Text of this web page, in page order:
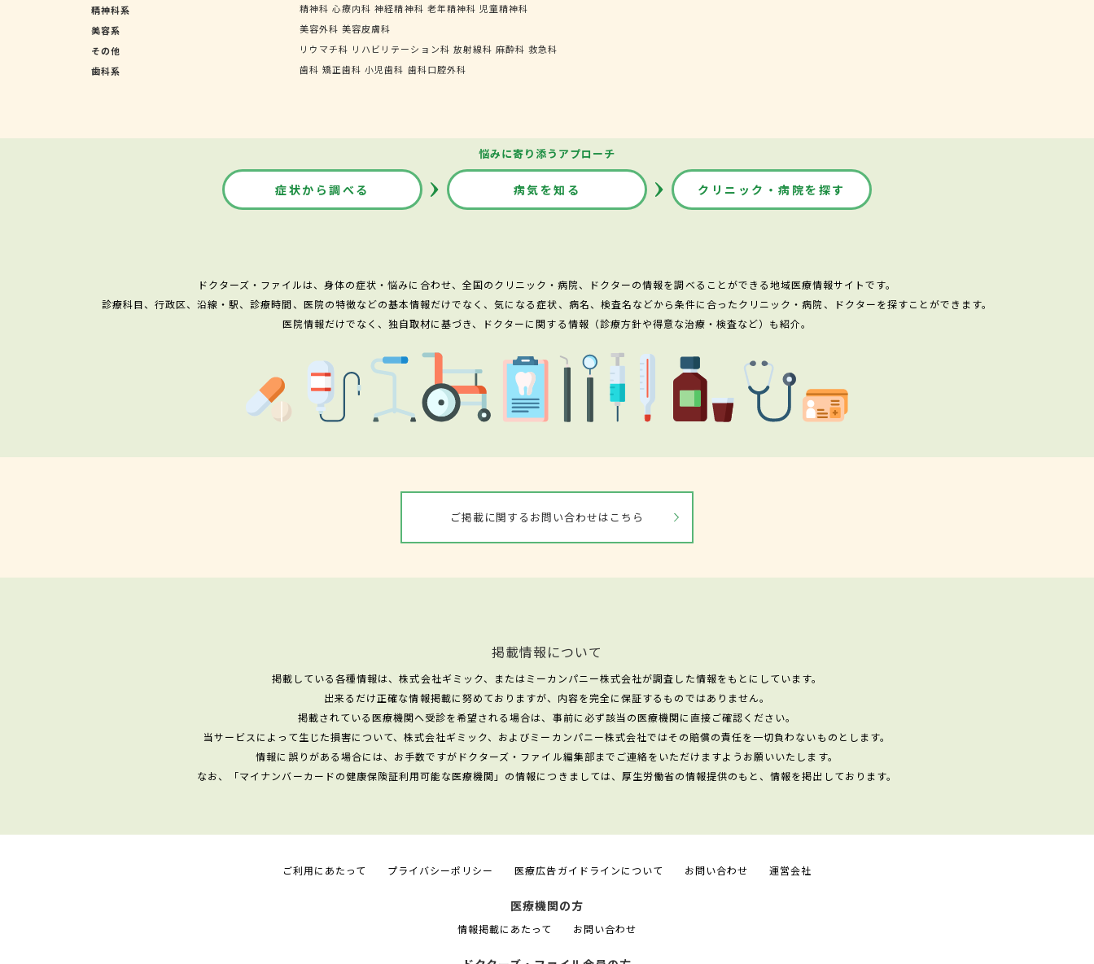
精神科系
精神科 心療内科 神経精神科 老年精神科 児童精神科
美容系
美容外科 美容皮膚科
その他
リウマチ科 リハビリテーション科 放射線科 麻酔科 救急科
歯科系
歯科 矯正歯科 小児歯科 歯科口腔外科
悩みに寄り添うアプローチ
症状から調べる 病気を知る クリニック・病院を探す
ドクターズ・ファイルは、身体の症状・悩みに合わせ、全国のクリニック・病院、ドクターの情報を調べることができる地域医療情報サイトです。
診療科目、行政区、沿線・駅、診療時間、医院の特徴などの基本情報だけでなく、気になる症状、病名、検査名などから条件に合ったクリニック・病院、ドクターを探すことができます。
医院情報だけでなく、独自取材に基づき、ドクターに関する情報（診療方針や得意な治療・検査など）も紹介。
ご掲載に関するお問い合わせはこちら
掲載情報について
掲載している各種情報は、株式会社ギミック、またはミーカンパニー株式会社が調査した情報をもとにしています。
出来るだけ正確な情報掲載に努めておりますが、内容を完全に保証するものではありません。
掲載されている医療機関へ受診を希望される場合は、事前に必ず該当の医療機関に直接ご確認ください。
当サービスによって生じた損害について、株式会社ギミック、およびミーカンパニー株式会社ではその賠償の責任を一切負わないものとします。
情報に誤りがある場合には、お手数ですがドクターズ・ファイル編集部までご連絡をいただけますようお願いいたします。
なお、「マイナンバーカードの健康保険証利用可能な医療機関」の情報につきましては、厚生労働省の情報提供のもと、情報を掲出しております。
ご利用にあたって プライバシーポリシー 医療広告ガイドラインについて お問い合わせ 運営会社
医療機関の方
情報掲載にあたって お問い合わせ